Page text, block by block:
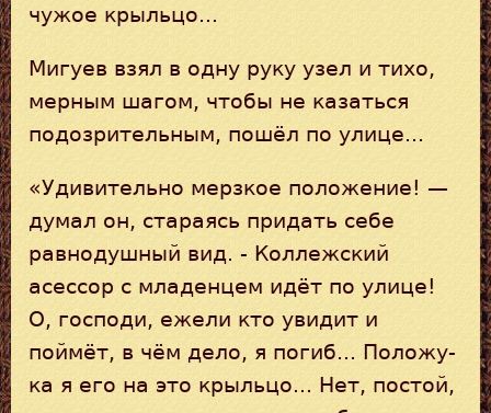
чужое крыльцо...
Мигуев взял в одну руку узел и тихо,
мерным шагом, чтобы не казаться
подозрительным, пошёл по улице...
«Удивительно мерзкое положение! —
думал он, стараясь придать себе
равнодушный вид. - Коллежский
асессор с младенцем идёт по улице!
О, господи, ежели кто увидит и
поймёт, в чём дело, я погиб... Положу-
ка я его на это крыльцо... Нет, постой,